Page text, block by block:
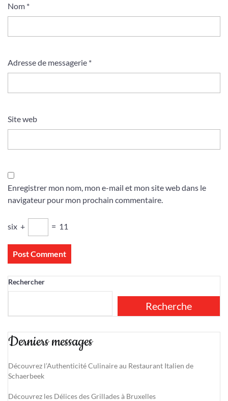
Nom *
Adresse de messagerie *
Site web
Enregistrer mon nom, mon e-mail et mon site web dans le
navigateur pour mon prochain commentaire.
six + = 11
Rechercher
Recherche
Derniers messages
Découvrez l’Authenticité Culinaire au Restaurant Italien de
Schaerbeek
Découvrez les Délices des Grillades à Bruxelles